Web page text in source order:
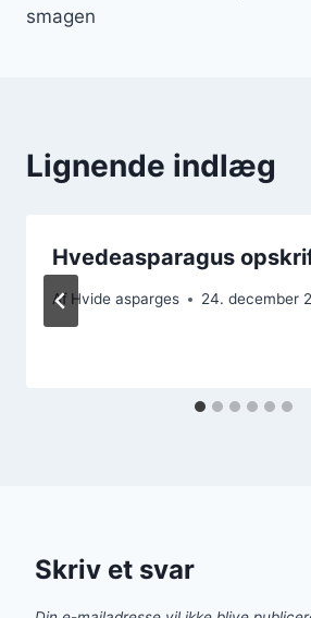
smagen
Lignende indlæg
Hvedeasparagus
Af Hvide asparges 24. december
Skriv et svar